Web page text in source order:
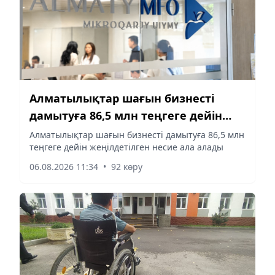
Алматылықтар шағын бизнесті
дамытуға 86,5 млн теңгеге дейін
жеңілдетілген несие ала алады
Алматылықтар шағын бизнесті дамытуға 86,5 млн
теңгеге дейін жеңілдетілген несие ала алады
06.08.2026 11:34 • 92 көру